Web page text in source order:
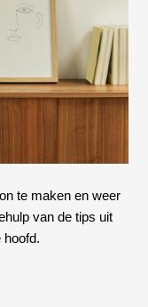
te maken en weer
van de tips uit
hoofd.